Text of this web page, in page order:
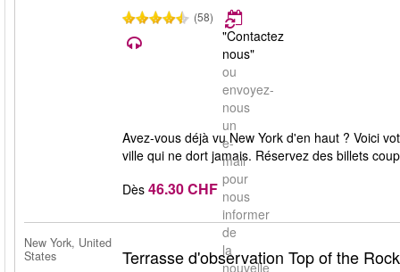
(58)
"Contactez
nous"
ou
envoyez-
nous
un
e-
mail
pour
nous
informer
de
la
nouvelle
Avez-vous déjà vu New York d'en haut ? Voici
ville qui ne dort jamais. Réservez des billets
Dès 46.30 CHF
New York, United
States
Terrasse d'observation Top of the Rock